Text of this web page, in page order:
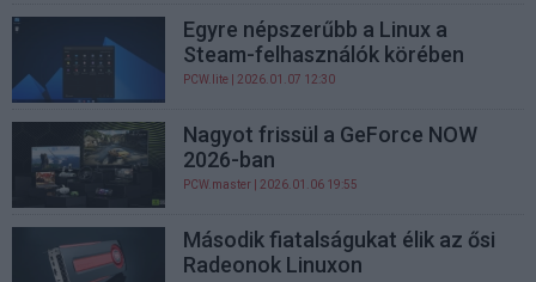
Egyre népszerűbb a Linux a
Steam-felhasználók körében
PCW.lite | 2026.01.07 12:30
Nagyot frissül a GeForce NOW
2026-ban
PCW.master | 2026.01.06 19:55
Második fiatalságukat élik az ősi
Radeonok Linuxon